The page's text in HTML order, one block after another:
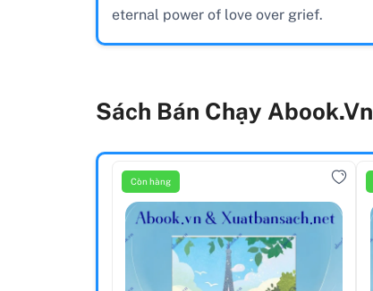
eternal power of love over grief.
Sách Bán Chạy Abook.vn
Còn hàng